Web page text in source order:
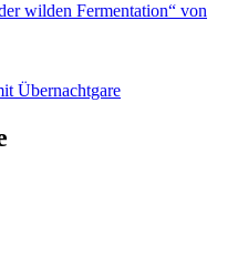
wilden Fermentation“ von
Übernachtgare